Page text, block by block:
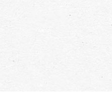
Graham,